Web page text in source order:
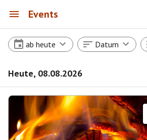
Events
ab heute Datum
Heute, 08.08.2026